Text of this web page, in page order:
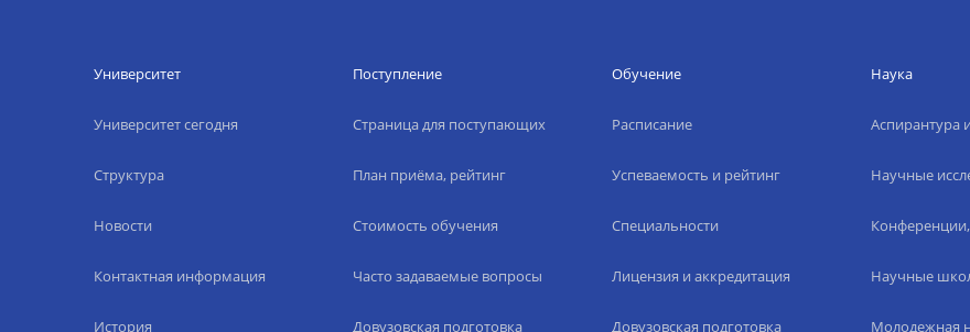
Университет
Университет сегодня
Структура
Новости
Контактная информация
История
Поступление
Страница для поступающих
План приёма, рейтинг
Стоимость обучения
Часто задаваемые вопросы
Довузовская подготовка
Обучение
Расписание
Успеваемость и рейтинг
Специальности
Лицензия и аккредитация
Довузовская подготовка
Наука
Аспирантура
Научные
Научные
Молодежная